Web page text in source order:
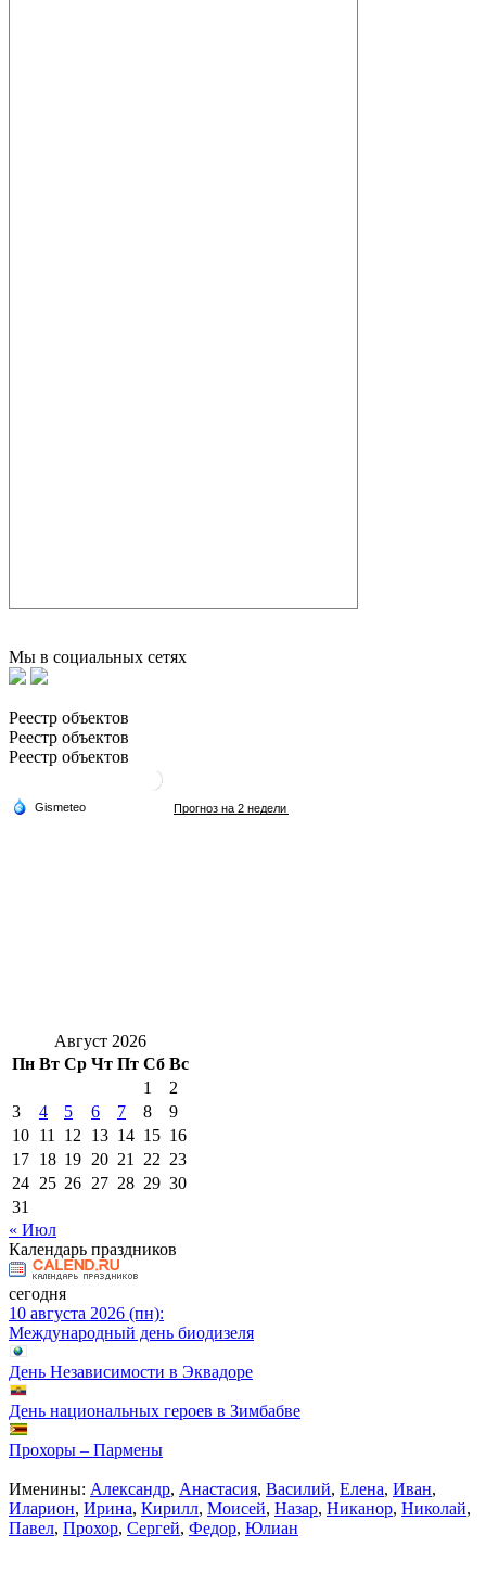
Мы в социальных сетях
Реестр объектов
Реестр объектов
Реестр объектов
Август 2026
Пн Вт Ср Чт Пт Сб Вс
1
2
3
4 5 6 7 8
9
10 11 12 13 14 15 16
17 18 19 20 21 22 23
24 25 26 27 28 29 30
31
« Июл
Календарь праздников
сегодня
10 августа 2026 (пн):
Международный день биодизеля
День Независимости в Эквадоре
День национальных героев в Зимбабве
Прохоры – Пармены
Именины: Александр, Анастасия, Василий, Елена, Иван,
Иларион, Ирина, Кирилл, Моисей, Назар, Никанор, Николай,
Павел, Прохор, Сергей, Федор, Юлиан